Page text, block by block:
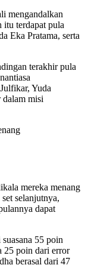
mengandalkan
itu terdapat pula
Eka Pratama, serta
terakhir pula
Yuda
dalam misi
mereka menang
selanjutnya,
dapat
55 poin
25 poin dari error
berasal dari 47